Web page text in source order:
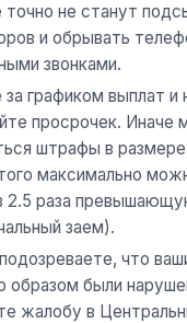
не станут
и обрывать
звонками.
графиком выплат и
просрочек. Иначе
штрафы в
максимально
2.5 раза
заем).
что
образом были
жалобу в